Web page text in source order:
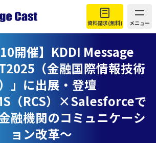
資料請求(無料) メニュー
開催】KDDI Message
（金融国際情報技術
」に出展・登壇
（RCS）×Salesforceで
融機関のコミュニケーシ
ョン改革〜